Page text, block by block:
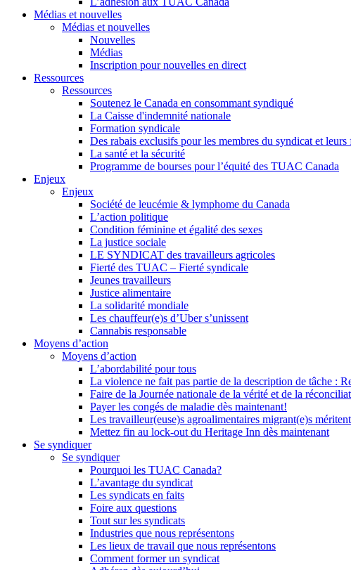
Médias et nouvelles
Médias et nouvelles
Nouvelles
Médias
Inscription pour nouvelles en direct
Ressources
Ressources
Soutenez le Canada en consommant syndiqué
La Caisse d'indemnité nationale
Formation syndicale
Des rabais exclusifs pour les membres du syndicat et leurs
La santé et la sécurité
Programme de bourses pour l’équité des TUAC Canada
Enjeux
Enjeux
Société de leucémie & lymphome du Canada
L’action politique
Condition féminine et égalité des sexes
La justice sociale
LE SYNDICAT des travailleurs agricoles
Fierté des TUAC – Fierté syndicale
Jeunes travailleurs
Justice alimentaire
La solidarité mondiale
Les chauffeur(e)s d’Uber s’unissent
Cannabis responsable
Moyens d’action
Moyens d’action
L’abordabilité pour tous
La violence ne fait pas partie de la description de tâche :
Faire de la Journée nationale de la vérité et de la
Payer les congés de maladie dès maintenant!
Les travailleur(euse)s agroalimentaires migrant(e)s
Mettez fin au lock-out du Heritage Inn dès maintenant
Se syndiquer
Se syndiquer
Pourquoi les TUAC Canada?
L’avantage du syndicat
Les syndicats en faits
Foire aux questions
Tout sur les syndicats
Industries que nous représentons
Les lieux de travail que nous représentons
Comment former un syndicat